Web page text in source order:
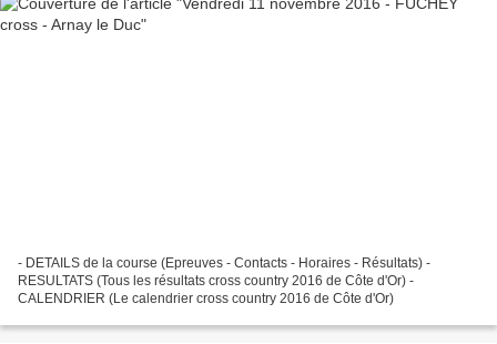
- DETAILS de la course (Epreuves - Contacts - Horaires - Résultats) -
RESULTATS (Tous les résultats cross country 2016 de Côte d'Or) -
CALENDRIER (Le calendrier cross country 2016 de Côte d'Or)